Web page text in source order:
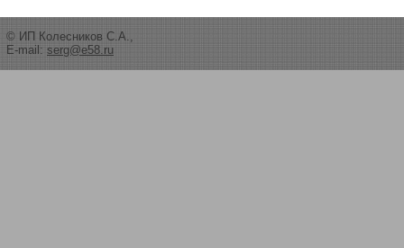
© ИП Колесников С.А.,
E-mail: serg@e58.ru